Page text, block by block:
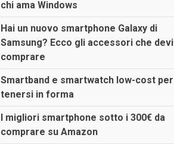
chi ama Windows
Hai un nuovo smartphone Galaxy di
Samsung? Ecco gli accessori che devi
comprare
Smartband e smartwatch low-cost per
tenersi in forma
I migliori smartphone sotto i 300€ da
comprare su Amazon